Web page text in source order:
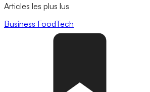
Articles les plus lus
Business FoodTech